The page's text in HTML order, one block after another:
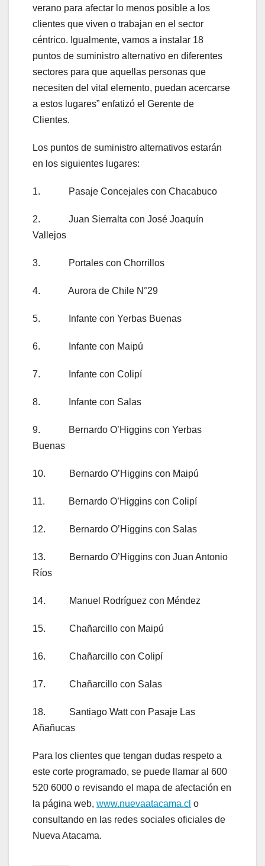
verano para afectar lo menos posible a los
clientes que viven o trabajan en el sector
céntrico. Igualmente, vamos a instalar 18
puntos de suministro alternativo en diferentes
sectores para que aquellas personas que
necesiten del vital elemento, puedan acercarse
a estos lugares” enfatizó el Gerente de
Clientes.
Los puntos de suministro alternativos estarán
en los siguientes lugares:
1. Pasaje Concejales con Chacabuco
2. Juan Sierralta con José Joaquín
Vallejos
3. Portales con Chorrillos
4. Aurora de Chile N°29
5. Infante con Yerbas Buenas
6. Infante con Maipú
7. Infante con Colipí
8. Infante con Salas
9. Bernardo O’Higgins con Yerbas
Buenas
10. Bernardo O’Higgins con Maipú
11. Bernardo O’Higgins con Colipí
12. Bernardo O’Higgins con Salas
13. Bernardo O’Higgins con Juan Antonio
Ríos
14. Manuel Rodríguez con Méndez
15. Chañarcillo con Maipú
16. Chañarcillo con Colipí
17. Chañarcillo con Salas
18. Santiago Watt con Pasaje Las
Añañucas
Para los clientes que tengan dudas respeto a
este corte programado, se puede llamar al 600
520 6000 o revisando el mapa de afectación en
la página web, www.nuevaatacama.cl o
consultando en las redes sociales oficiales de
Nueva Atacama.